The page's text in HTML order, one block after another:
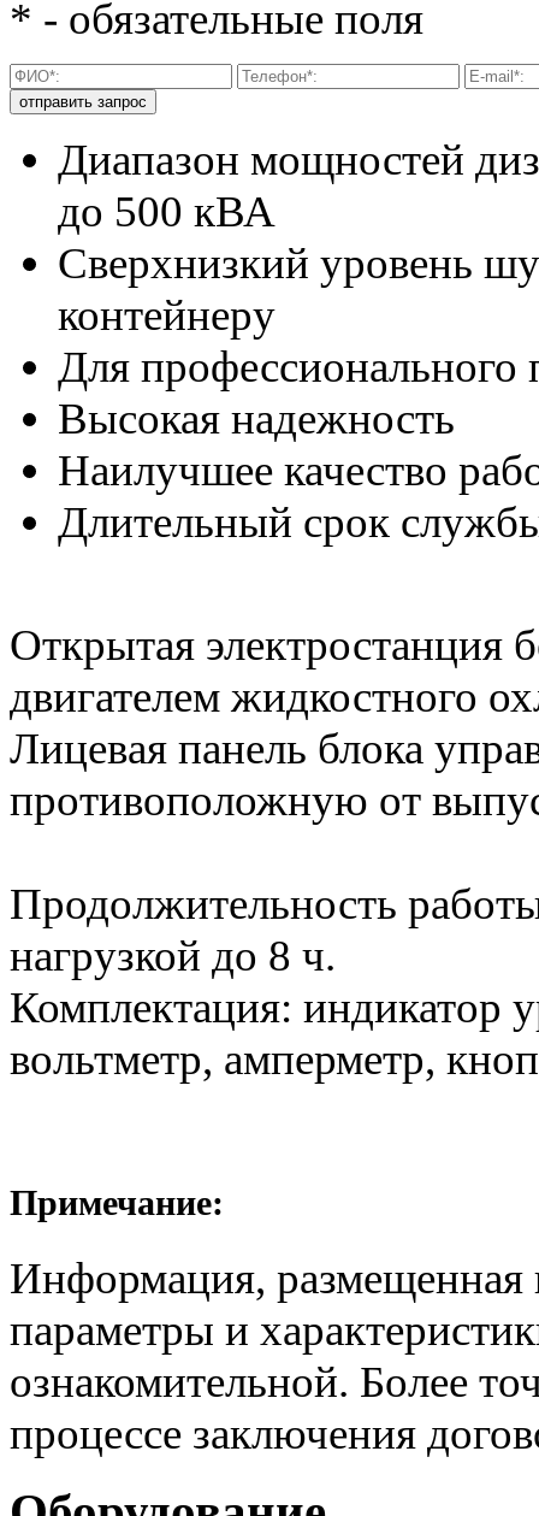
* - обязательные поля
Диапазон мощностей
до 500 кВА
Сверхнизкий уровень
контейнеру
Для профессионального
Высокая надежность
Наилучшее качество
Длительный срок
Открытая электростанция
двигателем жидкостного
Лицевая панель блока
противоположную от
Продолжительность
нагрузкой до 8 ч.
Комплектация: индикатор
вольтметр, амперметр,
Примечание:
Информация, размещенная
параметры и
ознакомительной. Более
процессе заключения